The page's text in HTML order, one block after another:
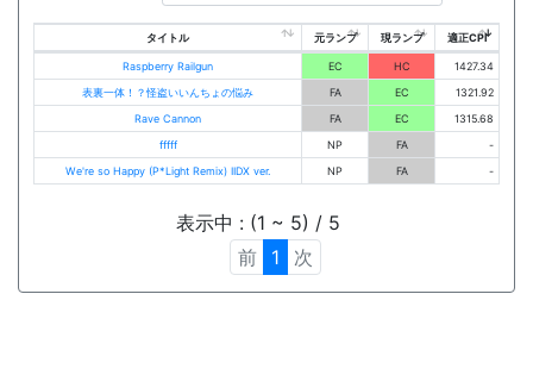
タイトル 元ランプ 現ランプ 適正CPI
Raspberry Railgun EC HC
1427.34
表裏一体！？怪盗いいんちょの悩み
FA EC
1321.92
Rave Cannon
FA EC
1315.68
fffff
NP FA
-
We're so Happy (P*Light Remix) IIDX ver.
NP FA -
表示中 : (1 ~ 5) / 5
前
1 次